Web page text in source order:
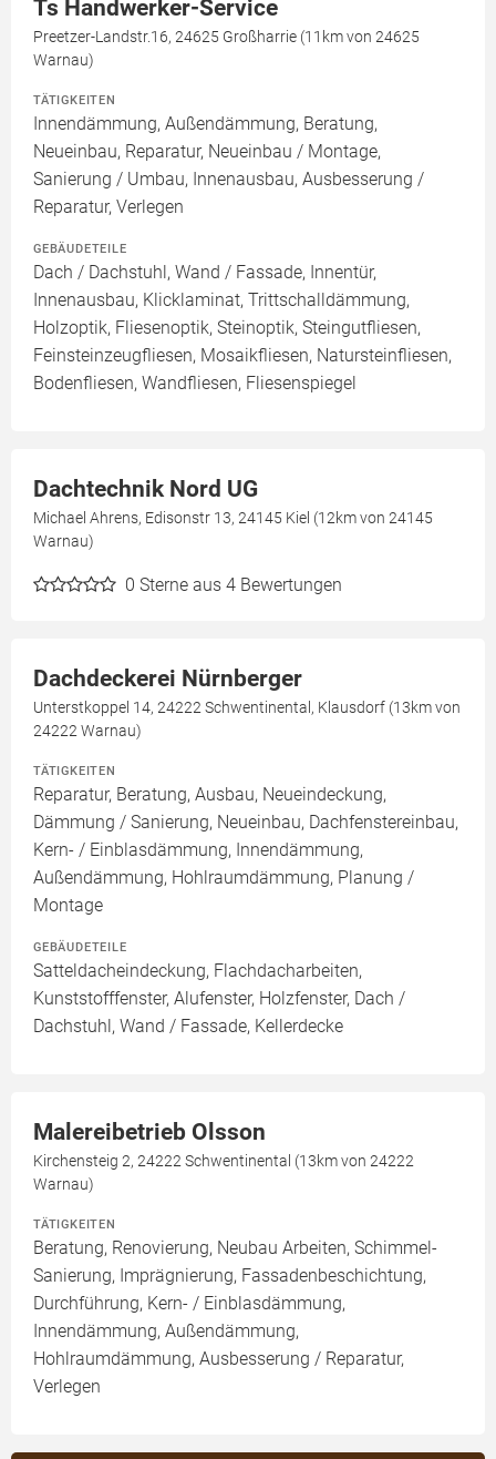
Ts Handwerker-Service
Preetzer-Landstr.16, 24625 Großharrie (11km von 24625
Warnau)
TÄTIGKEITEN
Innendämmung, Außendämmung, Beratung,
Neueinbau, Reparatur, Neueinbau / Montage,
Sanierung / Umbau, Innenausbau, Ausbesserung /
Reparatur, Verlegen
GEBÄUDETEILE
Dach / Dachstuhl, Wand / Fassade, Innentür,
Innenausbau, Klicklaminat, Trittschalldämmung,
Holzoptik, Fliesenoptik, Steinoptik, Steingutfliesen,
Feinsteinzeugfliesen, Mosaikfliesen, Natursteinfliesen,
Bodenfliesen, Wandfliesen, Fliesenspiegel
Dachtechnik Nord UG
Michael Ahrens, Edisonstr 13, 24145 Kiel (12km von 24145
Warnau)
0 Sterne aus 4 Bewertungen
Dachdeckerei Nürnberger
Unterstkoppel 14, 24222 Schwentinental, Klausdorf (13km von
24222 Warnau)
TÄTIGKEITEN
Reparatur, Beratung, Ausbau, Neueindeckung,
Dämmung / Sanierung, Neueinbau, Dachfenstereinbau,
Kern- / Einblasdämmung, Innendämmung,
Außendämmung, Hohlraumdämmung, Planung /
Montage
GEBÄUDETEILE
Satteldacheindeckung, Flachdacharbeiten,
Kunststofffenster, Alufenster, Holzfenster, Dach /
Dachstuhl, Wand / Fassade, Kellerdecke
Malereibetrieb Olsson
Kirchensteig 2, 24222 Schwentinental (13km von 24222
Warnau)
TÄTIGKEITEN
Beratung, Renovierung, Neubau Arbeiten, Schimmel-
Sanierung, Imprägnierung, Fassadenbeschichtung,
Durchführung, Kern- / Einblasdämmung,
Innendämmung, Außendämmung,
Hohlraumdämmung, Ausbesserung / Reparatur,
Verlegen